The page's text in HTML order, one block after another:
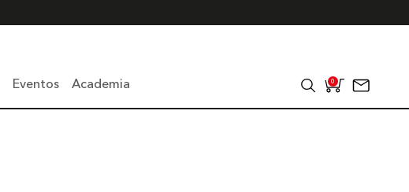
Eventos Academia 0